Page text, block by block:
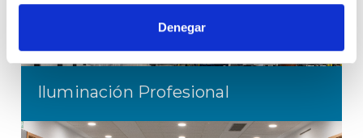
Denegar
Iluminación Profesional